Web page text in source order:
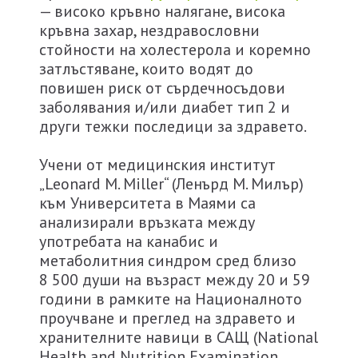
— високо кръвно налягане, висока
кръвна захар, нездравословни
стойности на холестерола и коремно
затлъстяване, които водят до
повишен риск от сърдечносъдови
заболявания и/или диабет тип 2 и
други тежки последици за здравето.
Учени от медицинския институт
„Leonard M. Miller“ (Ленърд М. Милър)
към Университета в Маями са
анализирали връзката между
употребата на канабис и
метаболитния синдром сред близо
8 500 души на възраст между 20 и 59
години в рамките на Националното
проучване и преглед на здравето и
хранителните навици в САЩ (National